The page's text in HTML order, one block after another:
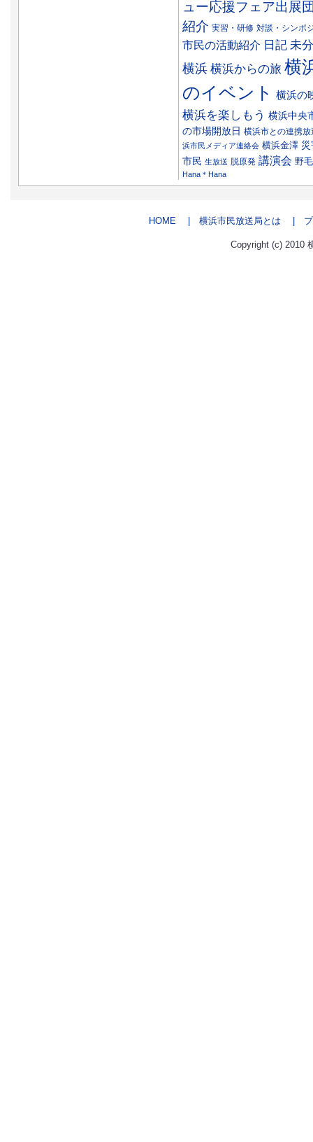
ュー応援フェア出展
紹介 実習・研修 対談・シンポ
市民の活動紹介 日記 未
横浜 横浜からの旅 横
のイベント
横浜の
横浜を楽しもう 横浜中央
の市場開放日 横浜市との連携放
浜市民メディア連絡会 横浜金澤
市民 生放送 脱原発 講演会 野毛
Hana＊Hana
HOME | 横浜市民放送局とは | プ
Copyright (c) 2010